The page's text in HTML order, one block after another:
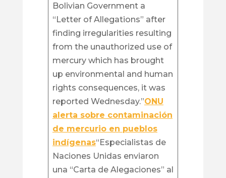
Bolivian Government a
“Letter of Allegations” after
finding irregularities resulting
from the unauthorized use of
mercury which has brought
up environmental and human
rights consequences, it was
reported Wednesday.”ONU
alerta sobre contaminación
de mercurio en pueblos
indígenas“Especialistas de
Naciones Unidas enviaron
una “Carta de Alegaciones” al